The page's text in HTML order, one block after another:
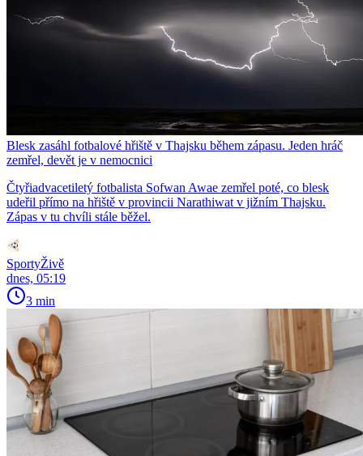
Blesk zasáhl fotbalové hřiště v Thajsku během zápasu. Jeden hráč
zemřel, devět je v nemocnici
Čtyřiadvacetiletý fotbalista Sofwan Awae zemřel poté, co blesk
udeřil přímo na hřiště v provincii Narathiwat v jižním Thajsku.
Zápas v tu chvíli stále běžel.
SportyŽivě
dnes, 05:19
3 min